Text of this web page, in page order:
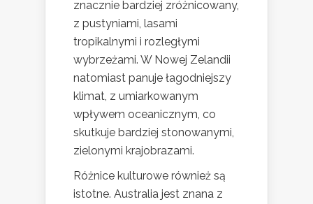
znacznie bardziej zróżnicowany,
z pustyniami, lasami
tropikalnymi i rozległymi
wybrzeżami. W Nowej Zelandii
natomiast panuje łagodniejszy
klimat, z umiarkowanym
wpływem oceanicznym, co
skutkuje bardziej stonowanymi,
zielonymi krajobrazami.
Różnice kulturowe również są
istotne. Australia jest znana z